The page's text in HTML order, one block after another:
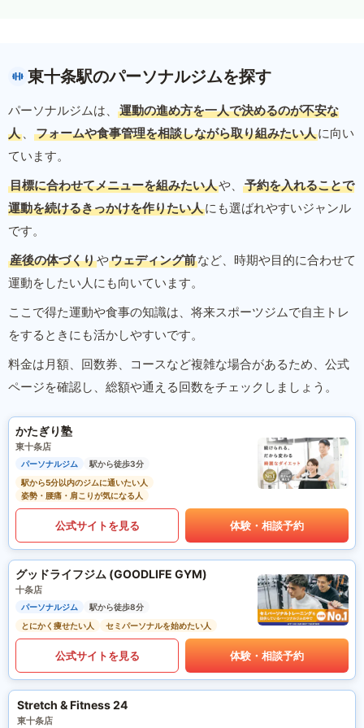
東十条駅のパーソナルジムを探す
パーソナルジムは、
運動の進め方を一人で決めるのが不安な
人 、 フォームや食事管理を相談しながら取り組みたい人に向い
ています。
目標に合わせてメニューを組みたい人や、
予約を入れることで
運動を続けるきっかけを作りたい人にも選ばれやすいジャンル
です。
産後の体づくりやウェディング前など、時期や目的に合わせて
運動をしたい人にも向いています。
ここで得た運動や食事の知識は、将来スポーツジムで自主トレ
をするときにも活かしやすいです。
料金は月額、回数券、コースなど複雑な場合があるため、公式
ページを確認し、総額や通える回数をチェックしましょう。
かたぎり塾
東十条店
パーソナルジム
駅から徒歩3分
駅から5分以内のジムに通いたい人
姿勢・腰痛・肩こりが気になる人
公式サイトを見る 体験・相談予約
グッドライフジム (GOODLIFE GYM)
十条店
パーソナルジム
駅から徒歩8分
とにかく痩せたい人
セミパーソナルを始めたい人
公式サイトを見る 体験・相談予約
Stretch & Fitness 24
東十条店